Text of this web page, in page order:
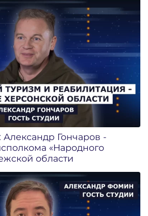
Гончаров -
«Народного
области